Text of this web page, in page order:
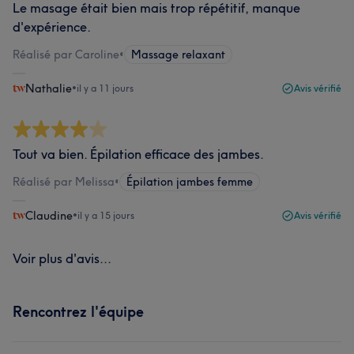
Le masage était bien mais trop répétitif, manque
d'expérience.
Réalisé par Caroline• Massage relaxant
Nathalie•il y a 11 jours Avis vérifié
Tout va bien. Épilation efficace des jambes.
Réalisé par Melissa• Épilation jambes femme
Claudine•il y a 15 jours Avis vérifié
Voir plus d'avis...
Rencontrez l'équipe